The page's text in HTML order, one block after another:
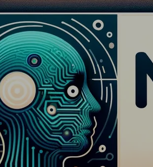
Droga do Transformacji AI